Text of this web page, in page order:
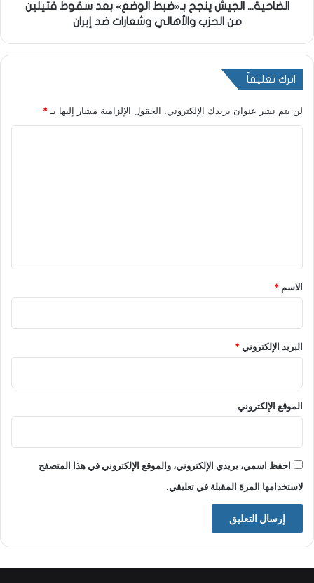
الضاحية... الجيش ينجح بـ«ضبط الوضع» بعد سقوط قتيلين
من الحزب والأهالي وشعارات ضد إيران
اترك تعليقاً
لن يتم نشر عنوان بريدك الإلكتروني. الحقول الإلزامية مشار إليها بـ*
*
الاسم *
البريد الإلكتروني*
الموقع الإلكتروني
احفظ اسمي، بريدي الإلكتروني، والموقع الإلكتروني في هذا المتصفح
لاستخدامها المرة المقبلة في تعليقي.